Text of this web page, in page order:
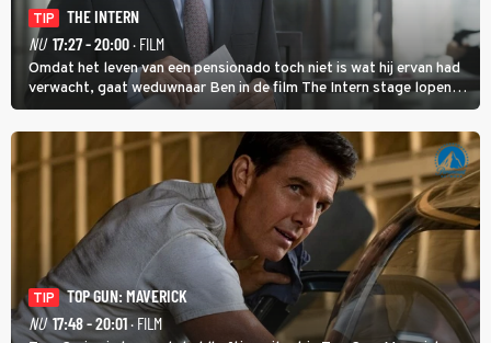
TIP
THE INTERN
NU 17:27 - 20:00· FILM
Omdat het leven van een pensionado toch niet is wat hij ervan had
verwacht, gaat weduwnaar Ben in de film The Intern stage lopen
bij de hippe webwinkel van Jules, wat een gouden zet blijkt te zijn.
TIP
TOP GUN: MAVERICK
NU 17:48 - 20:01· FILM